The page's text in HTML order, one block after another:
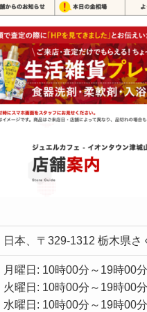
日本、〒329-1312 栃木県
月曜日: 10時00分～19時00分
火曜日: 10時00分～19時00分
水曜日: 10時00分～19時00分